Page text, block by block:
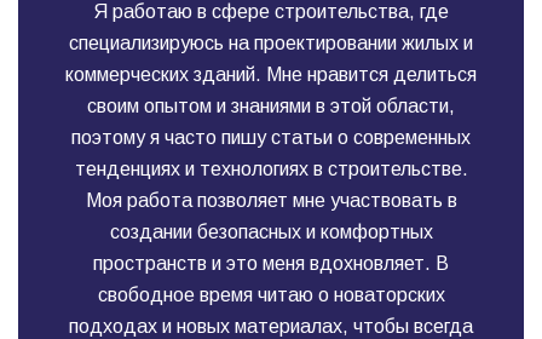
Я работаю в сфере строительства, где
специализируюсь на проектировании жилых и
коммерческих зданий. Мне нравится делиться
своим опытом и знаниями в этой области,
поэтому я часто пишу статьи о современных
тенденциях и технологиях в строительстве.
Моя работа позволяет мне участвовать в
создании безопасных и комфортных
пространств и это меня вдохновляет. В
свободное время читаю о новаторских
подходах и новых материалах, чтобы всегда